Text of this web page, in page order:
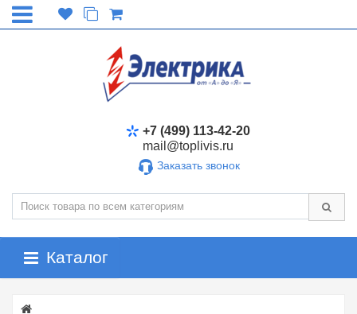
+7 (499) 113-42-20
mail@toplivis.ru
Заказать звонок
Каталог